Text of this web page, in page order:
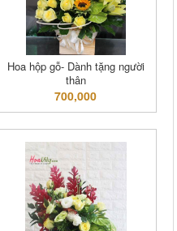
Hoa hộp gỗ- Dành tặng người
thân
700,000